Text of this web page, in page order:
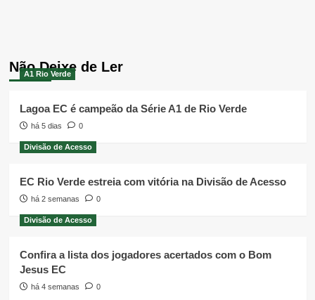
Não Deixe de Ler
A1 Rio Verde
Lagoa EC é campeão da Série A1 de Rio Verde
há 5 dias 0
Divisão de Acesso
EC Rio Verde estreia com vitória na Divisão de Acesso
há 2 semanas 0
Divisão de Acesso
Confira a lista dos jogadores acertados com o Bom
Jesus EC
há 4 semanas 0